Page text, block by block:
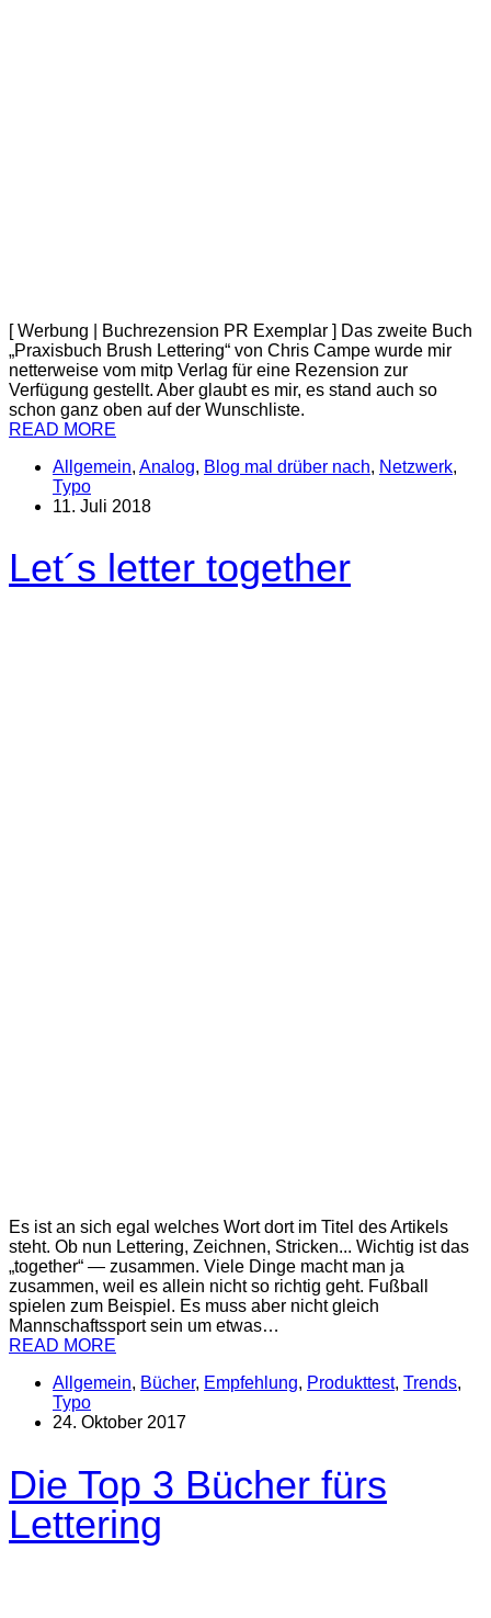
[ Werbung | Buchrezension PR Exemplar ] Das zweite Buch
„Praxisbuch Brush Lettering“ von Chris Campe wurde mir
netterweise vom mitp Verlag für eine Rezension zur
Verfügung gestellt. Aber glaubt es mir, es stand auch so
schon ganz oben auf der Wunschliste.
READ MORE
Allgemein, Analog, Blog mal drüber nach, Netzwerk,
Typo
11. Juli 2018
Let´s letter together
Es ist an sich egal welches Wort dort im Titel des Artikels
steht. Ob nun Lettering, Zeichnen, Stricken... Wichtig ist das
„together“ — zusammen. Viele Dinge macht man ja
zusammen, weil es allein nicht so richtig geht. Fußball
spielen zum Beispiel. Es muss aber nicht gleich
Mannschaftssport sein um etwas…
READ MORE
Allgemein, Bücher, Empfehlung, Produkttest, Trends,
Typo
24. Oktober 2017
Die Top 3 Bücher fürs
Lettering